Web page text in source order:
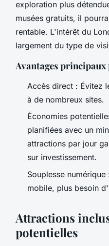
exploration plus
musées gratuits, il
rentable. L'intérêt du
largement du type de
Avantages
Accès direct : Évitez
à de nombreux sites.
Économies
planifiées avec un
attractions par jour
sur investissement.
Souplesse
mobile, plus besoin
Attractions
potentielles